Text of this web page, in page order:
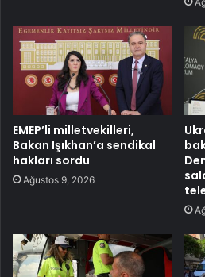
EMEP’li milletvekilleri,
Bakan Işıkhan’a sendikal
hakları sordu
Ağustos 9, 2026